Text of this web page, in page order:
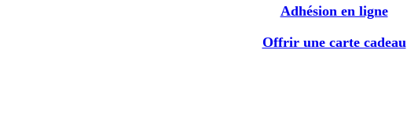
Adhésion en ligne
Offrir une carte cadeau